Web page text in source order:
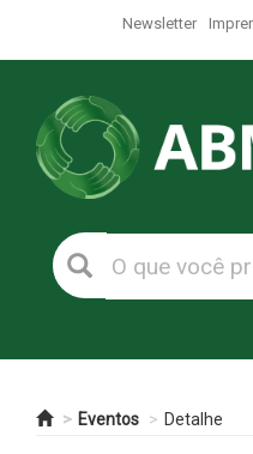
Newsletter
Eventos Detalhe